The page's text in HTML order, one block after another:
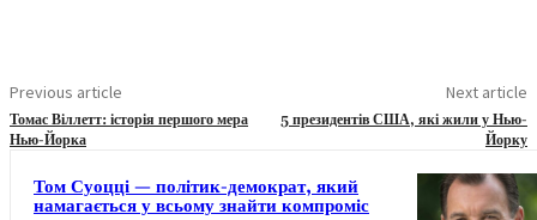
Previous article
Томас Віллетт: історія першого мера
Нью-Йорка
Next article
5 президентів США, які жили у Нью-
Йорку
Том Суоцці — політик-демократ, який
намагається у всьому знайти компроміс